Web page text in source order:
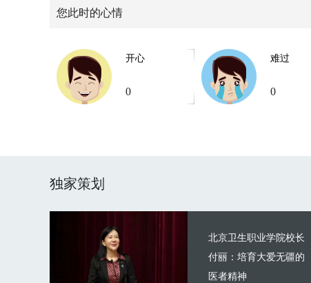
您此时的心情
开心
0
难过
0
独家策划
北京卫生职业学院校长
付丽：培育大爱无疆的
医者精神